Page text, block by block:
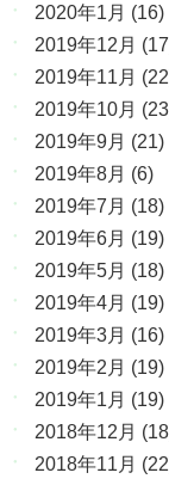
2020年1月 (16)
2019年12月
2019年11月
2019年10月
2019年9月 (21)
2019年8月 (6)
2019年7月 (18)
2019年6月 (19)
2019年5月 (18)
2019年4月 (19)
2019年3月 (16)
2019年2月 (19)
2019年1月 (19)
2018年12月
2018年11月